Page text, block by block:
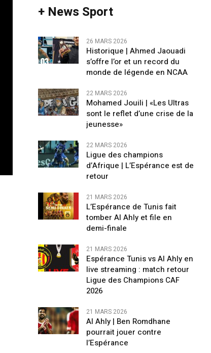
+ News Sport
26 MARS 2026
Historique | Ahmed Jaouadi
s’offre l’or et un record du
monde de légende en NCAA
22 MARS 2026
Mohamed Jouili |​ «Les Ultras
sont le reflet d’une crise de la
jeunesse»
22 MARS 2026
Ligue des champions
d’Afrique | L’Espérance est de
retour
21 MARS 2026
L’Espérance de Tunis fait
tomber Al Ahly et file en
demi-finale
21 MARS 2026
Espérance Tunis vs Al Ahly en
live streaming : match retour
Ligue des Champions CAF
2026
21 MARS 2026
Al Ahly | Ben Romdhane
pourrait jouer contre
l’Espérance